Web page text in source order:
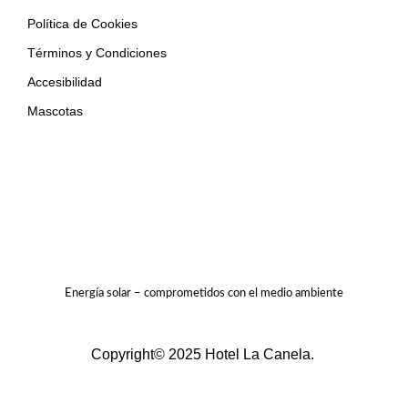
Política de Cookies
Términos y Condiciones
Accesibilidad
Mascotas
Energía solar – comprometidos con el medio ambiente
Copyright© 2025 Hotel La Canela.